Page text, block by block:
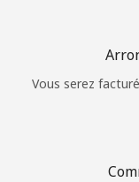
Vous serez